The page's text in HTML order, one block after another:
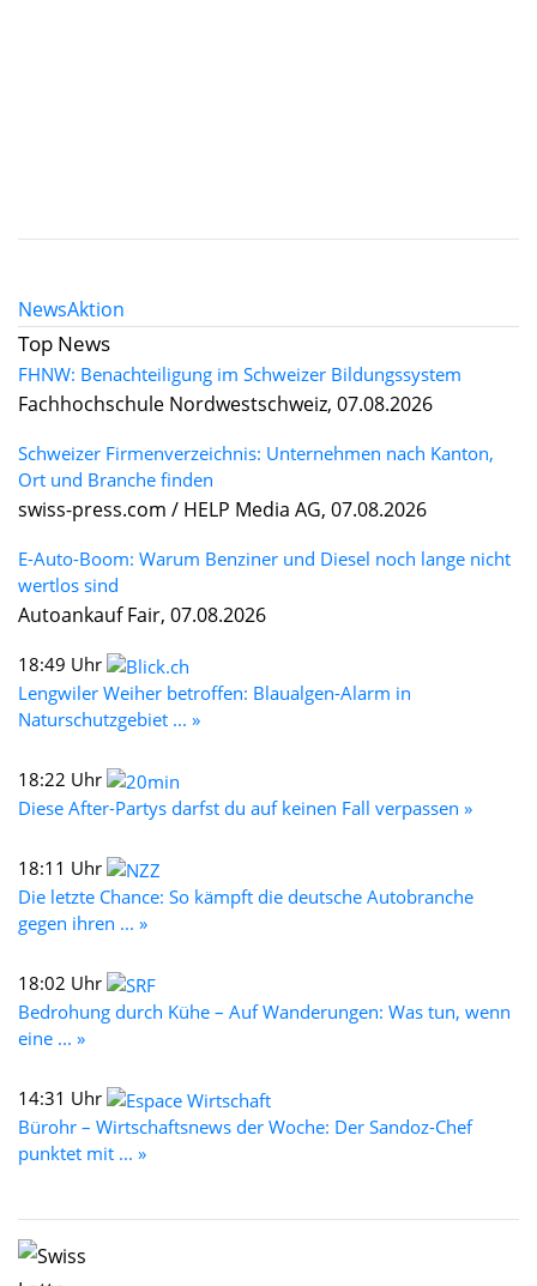
NewsAktion
Top News
FHNW: Benachteiligung im Schweizer Bildungssystem
Fachhochschule Nordwestschweiz, 07.08.2026
Schweizer Firmenverzeichnis: Unternehmen nach Kanton,
Ort und Branche finden
swiss-press.com / HELP Media AG, 07.08.2026
E-Auto-Boom: Warum Benziner und Diesel noch lange nicht
wertlos sind
Autoankauf Fair, 07.08.2026
18:49 Uhr
Lengwiler Weiher betroffen: Blaualgen-Alarm in
Naturschutzgebiet ... »
18:22 Uhr
Diese After-Partys darfst du auf keinen Fall verpassen »
18:11 Uhr
Die letzte Chance: So kämpft die deutsche Autobranche
gegen ihren ... »
18:02 Uhr
Bedrohung durch Kühe – Auf Wanderungen: Was tun, wenn
eine ... »
14:31 Uhr
Bürohr – Wirtschaftsnews der Woche: Der Sandoz-Chef
punktet mit ... »